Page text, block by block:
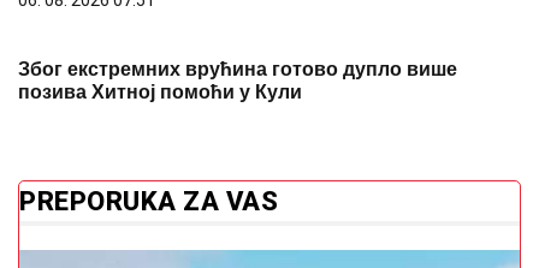
Razumijete li kako funkcionira UV indeks? Ovdje je
iznenađenje, drugi mora paziti na
odluke